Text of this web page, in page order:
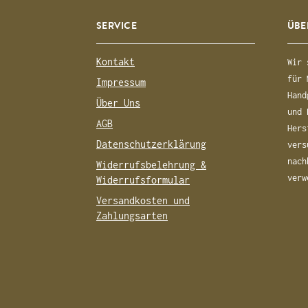
SERVICE
Kontakt
Impressum
Über Uns
AGB
Datenschutzerklärung
Widerrufsbelehrung &
Widerrufsformular
Versandkosten und
Zahlungsarten
Wir
für
und